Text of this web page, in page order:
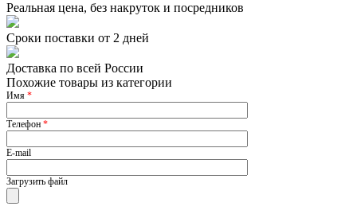
Реальная цена, без накруток и посредников
Сроки поставки от 2 дней
Доставка по всей России
Похожие товары из категории
Имя *
Телефон *
E-mail
Загрузить файл